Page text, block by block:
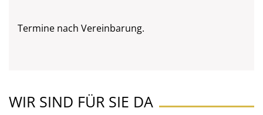
Termine nach Vereinbarung.
WIR SIND FÜR SIE DA